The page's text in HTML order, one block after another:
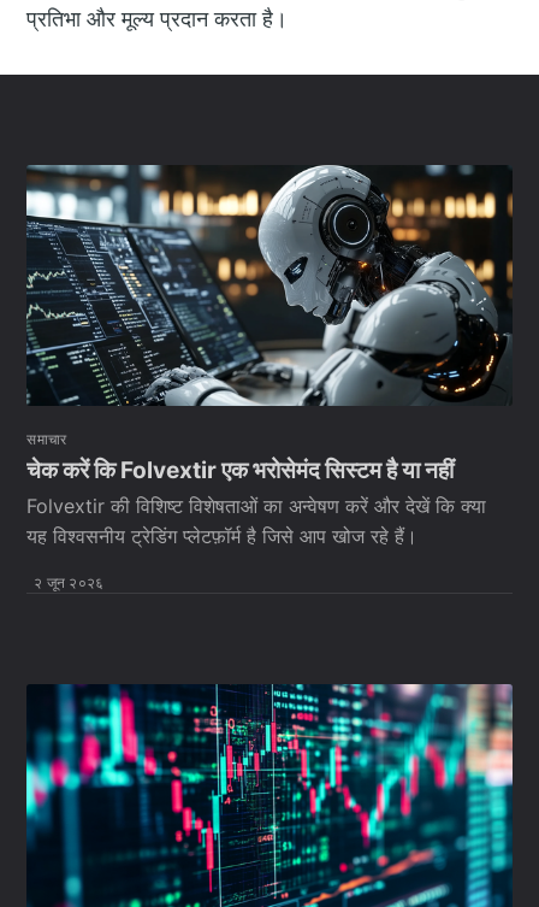
प्रतिभा और मूल्य प्रदान करता है।
समाचार
चेक करें कि Folvextir एक भरोसेमंद सिस्टम है या नहीं
Folvextir की विशिष्ट विशेषताओं का अन्वेषण करें और देखें कि क्या
यह विश्वसनीय ट्रेडिंग प्लेटफ़ॉर्म है जिसे आप खोज रहे हैं।
२ जून २०२६